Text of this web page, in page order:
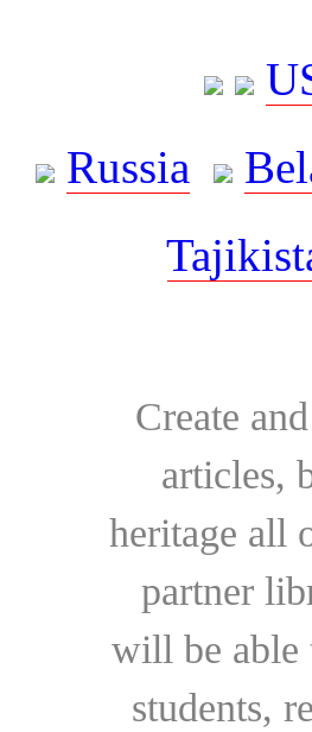
Russia
Create
articles,
heritage all
partner
will be able
students,